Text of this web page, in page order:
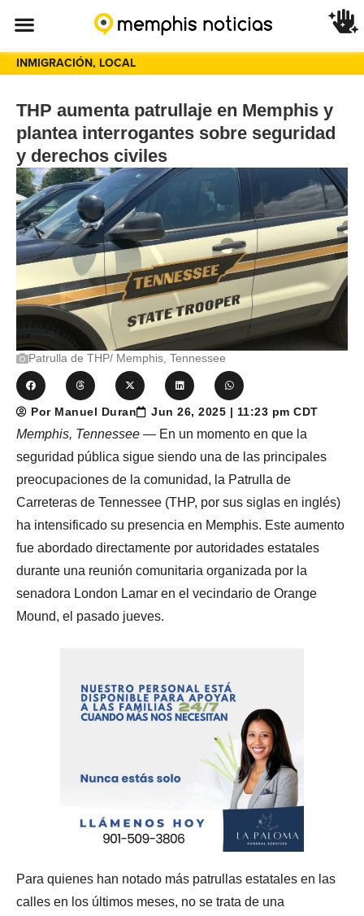
INMIGRACIÓN, LOCAL
THP aumenta patrullaje en Memphis y
plantea interrogantes sobre seguridad
y derechos civiles
Patrulla de THP/ Memphis, Tennessee
Por Manuel Duran Jun 26, 2025 | 11:23 pm CDT
Memphis, Tennessee — En un momento en que la
seguridad pública sigue siendo una de las principales
preocupaciones de la comunidad, la Patrulla de
Carreteras de Tennessee (THP, por sus siglas en inglés)
ha intensificado su presencia en Memphis. Este aumento
fue abordado directamente por autoridades estatales
durante una reunión comunitaria organizada por la
senadora London Lamar en el vecindario de Orange
Mound, el pasado jueves.
Para quienes han notado más patrullas estatales en las
calles en los últimos meses, no se trata de una